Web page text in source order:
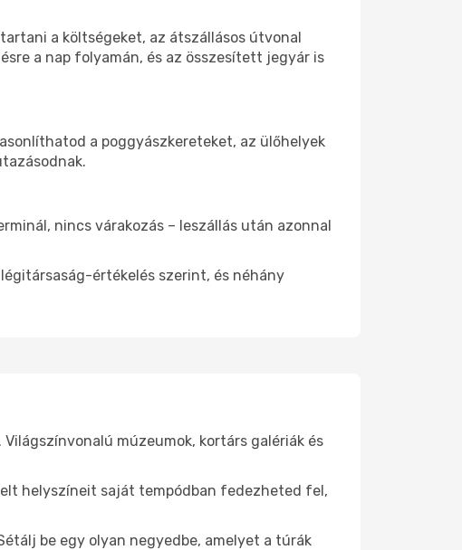
a költségeket, az átszállásos útvonal
a nap folyamán, és az összesített jegyár is
a poggyászkereteket, az ülőhelyek
nincs várakozás – leszállás után azonnal
értékelés szerint, és néhány
múzeumok, kortárs galériák és
helyszíneit saját tempódban fedezheted fel,
be egy olyan negyedbe, amelyet a túrák